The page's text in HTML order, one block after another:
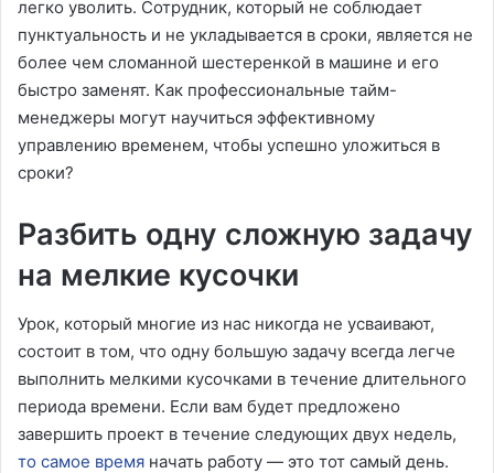
легко уволить. Сотрудник, который не соблюдает
пунктуальность и не укладывается в сроки, является не
более чем сломанной шестеренкой в машине и его
быстро заменят. Как профессиональные тайм-
менеджеры могут научиться эффективному
управлению временем, чтобы успешно уложиться в
сроки?
Разбить одну сложную задачу
на мелкие кусочки
Урок, который многие из нас никогда не усваивают,
состоит в том, что одну большую задачу всегда легче
выполнить мелкими кусочками в течение длительного
периода времени. Если вам будет предложено
завершить проект в течение следующих двух недель,
то самое время начать работу — это тот самый день.